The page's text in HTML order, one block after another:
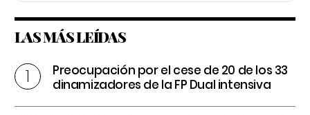
LAS MÁS LEÍDAS
Preocupación por el cese de 20 de los 33
dinamizadores de la FP Dual intensiva